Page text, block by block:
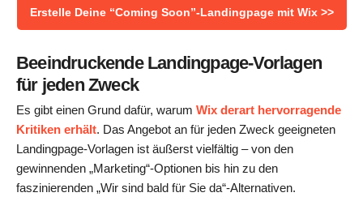
Erstelle Deine “Coming Soon”-Landingpage mit Wix >>
Beeindruckende Landingpage-Vorlagen
für jeden Zweck
Es gibt einen Grund dafür, warum Wix derart hervorragende
Kritiken erhält. Das Angebot an für jeden Zweck geeigneten
Landingpage-Vorlagen ist äußerst vielfältig – von den
gewinnenden „Marketing“-Optionen bis hin zu den
faszinierenden „Wir sind bald für Sie da“-Alternativen.